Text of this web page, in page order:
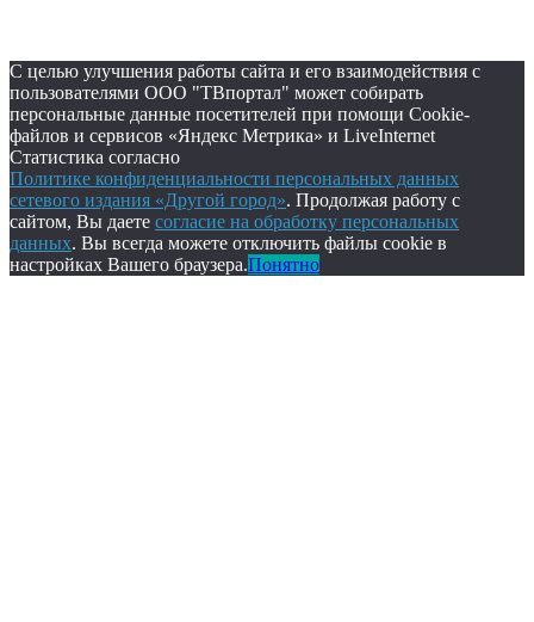
С целью улучшения работы сайта и его взаимодействия с
пользователями ООО "ТВпортал" может собирать
персональные данные посетителей при помощи Cookie-
файлов и сервисов «Яндекс Метрика» и LiveInternet
Статистика согласно
Политике конфиденциальности персональных данных
сетевого издания «Другой город». Продолжая работу с
сайтом, Вы даете согласие на обработку персональных
данных. Вы всегда можете отключить файлы cookie в
настройках Вашего браузера.Понятно